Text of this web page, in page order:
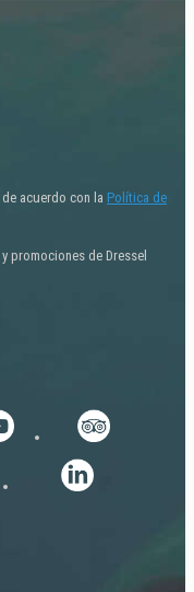
acuerdo con la Política de
promociones de Dressel